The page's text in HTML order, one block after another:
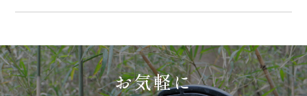
お気軽に